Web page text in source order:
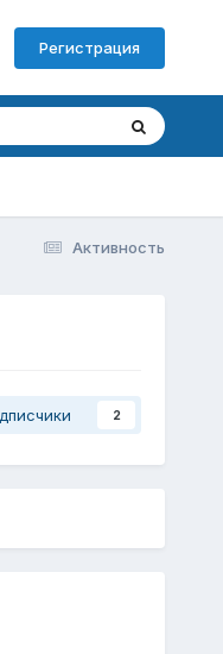
Регистрация
Активность
2